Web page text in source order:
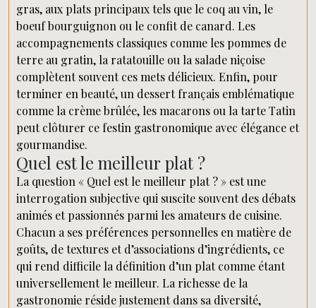
gras, aux plats principaux tels que le coq au vin, le
boeuf bourguignon ou le confit de canard. Les
accompagnements classiques comme les pommes de
terre au gratin, la ratatouille ou la salade niçoise
complètent souvent ces mets délicieux. Enfin, pour
terminer en beauté, un dessert français emblématique
comme la crème brûlée, les macarons ou la tarte Tatin
peut clôturer ce festin gastronomique avec élégance et
gourmandise.
Quel est le meilleur plat ?
La question « Quel est le meilleur plat ? » est une
interrogation subjective qui suscite souvent des débats
animés et passionnés parmi les amateurs de cuisine.
Chacun a ses préférences personnelles en matière de
goûts, de textures et d’associations d’ingrédients, ce
qui rend difficile la définition d’un plat comme étant
universellement le meilleur. La richesse de la
gastronomie réside justement dans sa diversité,